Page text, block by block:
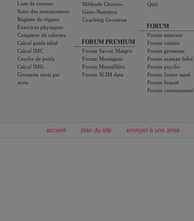
Liste de courses
Suivi des mensurations
Réglette de régime
Exercices physiques
Compteur de calories
Calcul poids idéal
Calcul IMC
Courbe de poids
Calcul IMG
Grossesse mois par
mois
Méthode Chrono-
Géno-Nutrition
Coaching Grossesse
FORUM PREMIUM
Forum Savoir Maigrir
Forum Montignac
Forum MentalSlim
Forum SLIM data
Quiz
FORUM
Forum minceur
Forum cuisine
Forum grossesse
Forum maman bébé
Forum psycho
Forum forme santé
Forum beauté
Forum communauté
accueil plan du site envoyer à une amie